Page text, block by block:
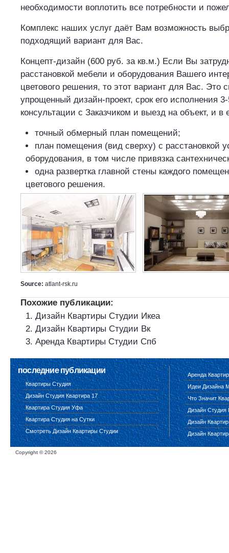
необходимости воплотить все потребности и
Комплекс наших услуг даёт Вам возможность
подходящий вариант для Вас.
Концепт-дизайн (600 руб. за кв.м.) Если Вы
расстановкой мебели и оборудования Вашего
цветового решения, то этот вариант для Вас. Это
упрощенный дизайн-проект, срок его исполнения
консультации с Заказчиком и выезд на объект, и в
точный обмерный план помещений;
план помещения (вид сверху) с расстановкой
оборудования, в том числе привязка
одна развертка главной стены каждого
цветового решения.
Source: atlant-rsk.ru
Похожие публикации:
Дизайн Квартиры Студии Икеа
Дизайн Квартиры Студии Вк
Аренда Квартиры Студии Спб
последние публикации
Квартиры Студия
Дизайн Студия Квартира 17
Квартира Студия Уфа
Квартира Студия на Сутки
Смотреть Дизайн Квартиры Студии
Аренда
Идеи Дизайна
Что Значит
Дизайн Студия
Дизайн
Дизайн
Copyright ©2026